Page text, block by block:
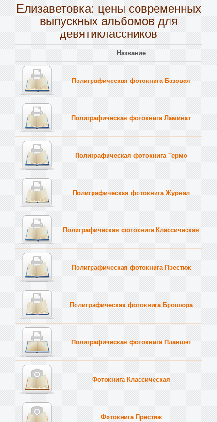
Елизаветовка: цены современных
выпускных альбомов для
девятиклассников
Название
Полиграфическая фотокнига Базовая
Полиграфическая фотокнига Ламинат
Полиграфическая фотокнига Термо
Полиграфическая фотокнига Журнал
Полиграфическая фотокнига Классическая
Полиграфическая фотокнига Престиж
Полиграфическая фотокнига Брошюра
Полиграфическая фотокнига Планшет
Фотокнига Классическая
Фотокнига Престиж